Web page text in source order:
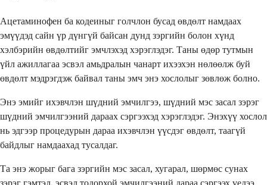
Ацетаминофен ба кодеиныг голчлон бусад өвдөлт намдаах
эмүүдэд сайн үр дүнгүй байсан дунд зэргийн болон хүнд
хэлбэрийн өвдөлтийг эмчлэхэд хэрэглэдэг. Таны өдөр тутмын
үйл ажиллагаа эсвэл амьдралын чанарт ихээхэн нөлөөлж буй
өвдөлт мэдрэгдэж байвал таны эмч энэ хослолыг зөвлөж болно.
Энэ эмийг ихэвчлэн шүдний эмчилгээ, шүдний мэс засал зэрэг
шүдний эмчилгээний дараах сэргээхэд хэрэглэдэг. Энэхүү хослол
нь эдгээр процедурын дараа ихэвчлэн үүсдэг өвдөлт, таагүй
байдлыг намдаахад тусалдаг.
Та энэ жорыг бага зэргийн мэс засал, хугарал, шөрмөс сунах
зэрэг гэмтэл, эсвэл тодорхой эмчилгээний дараа сэргээх үедээ